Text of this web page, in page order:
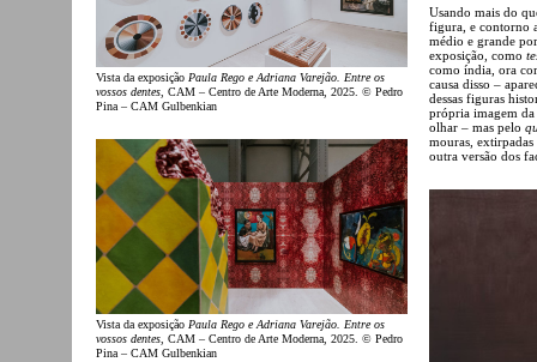
Vista da exposição Paula Rego e Adriana Varejão. Entre os
vossos dentes , CAM – Centro de Arte Moderna, 2025. © Pedro
Pina – CAM Gulbenkian
Vista da exposição Paula Rego e Adriana Varejão. Entre os
vossos dentes , CAM – Centro de Arte Moderna, 2025. © Pedro
Pina – CAM Gulbenkian
Usando mais do
figura, e contorno
médio e grande
exposição, como
como índia, ora
causa disso –
dessas figuras
própria imagem
olhar – mas pelo
mouras,
outra versão dos